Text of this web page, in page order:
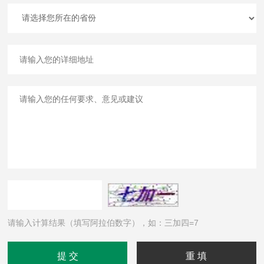
请输入计算结果（填写阿拉伯数字），如：三加四=7